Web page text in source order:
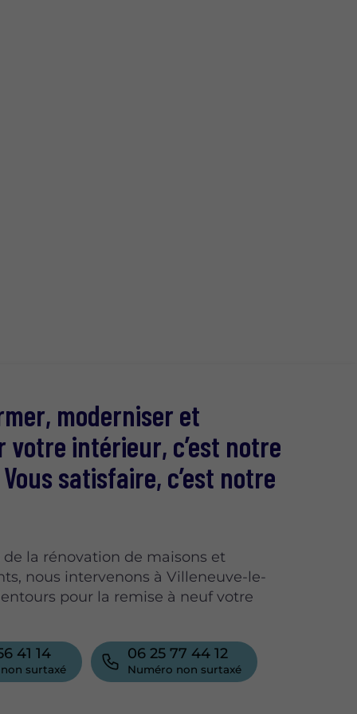
moderniser et
votre intérieur, c’est notre
satisfaire, c’est notre
de la rénovation de maisons et
nous intervenons à Villeneuve-le-
pour la remise à neuf votre
41 14
surtaxé
06 25 77 44 12
Numéro non surtaxé